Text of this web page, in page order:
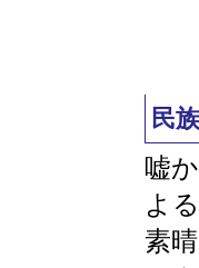
民
嘘
よ
素